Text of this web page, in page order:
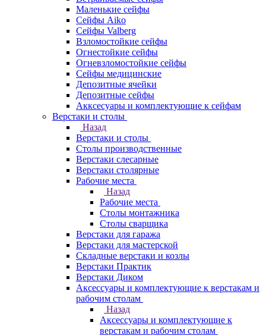
Маленькие сейфы
Сейфы Aiko
Сейфы Valberg
Взломостойкие сейфы
Огнестойкие сейфы
Огневзломостойкие сейфы
Сейфы медицинские
Депозитные ячейки
Депозитные сейфы
Акксесуары и комплектующие к сейфам
Верстаки и столы
Назад
Верстаки и столы
Столы производственные
Верстаки слесарные
Верстаки столярные
Рабочие места
Назад
Рабочие места
Столы монтажника
Столы сварщика
Верстаки для гаража
Верстаки для мастерской
Складные верстаки и козлы
Верстаки Практик
Верстаки Диком
Аксессуары и комплектующие к верстакам и
рабочим столам
Назад
Аксессуары и комплектующие к
верстакам и рабочим столам